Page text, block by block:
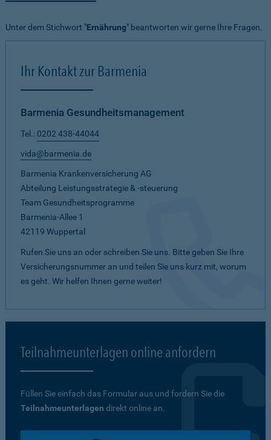
Unter dem Stichwort "Ernährung" beantworten wir gerne Ihre Fragen.
Ihr Kontakt zur Barmenia
Barmenia Gesundheitsmanagement
Tel.: 0202 438-44044
vida@barmenia.de
Barmenia Krankenversicherung AG
Abteilung Leistungsstrategie & -steuerung
Team Gesundheitsprogramme
Barmenia-Allee 1
42119 Wuppertal
Rufen Sie uns an oder schreiben Sie uns. Bitte geben Sie Ihre
Versicherungsnummer an und teilen Sie uns kurz mit, worum
es geht. Wir helfen Ihnen gerne weiter!
Teilnahmeunterlagen online anfordern
Füllen Sie einfach das Formular aus und fordern Sie die
Teilnahmeunterlagen direkt online an.